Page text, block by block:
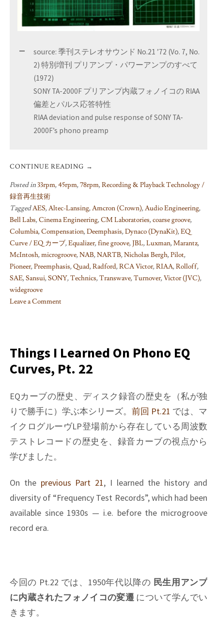
source: 季刊ステレオサウンド No.21 ’72 (Vo. 7, No.
2) 特別増刊 プリアンプ・パワーアンプのすべて
(1972)
SONY TA-2000F プリアンプ内蔵フォノイコの RIAA
偏差とパルス応答特性
RIAA deviation and pulse response of SONY TA-
2000F’s phono preamp
CONTINUE READING →
Posted in33rpm,45rpm,78rpm,Recording & Playback Technology /
録音再生技術
TaggedAES,Altec-Lansing,Amcron (Crown),Audio Engineering,
Bell Labs,Cinema Engineering,CM Laboratories,coarse groove,
Columbia,Compensation,Deemphasis,Dynaco (DynaKit),EQ
Curve / EQ カーブ,Equalizer,fine groove,JBL,Luxman,Marantz,
McIntosh,microgroove,NAB,NARTB,Nicholas Bergh,Pilot,
Pioneer,Preemphasis,Quad,Radford,RCA Victor,RIAA,Rolloff,
SAE,Sansui,SONY,Technics,Transwave,Turnover,Victor (JVC),
widegroove
Leave a Comment
learned
on
Phono
curves,
Pt.
23
Things I Learned On Phono EQ
Curves, Pt. 22
EQカーブの歴史、ディスク録音の歴史を（私が独
りで勝手に）学ぶ本シリーズ。 前回 Pt.21 では、マ
イクログルーヴLP登場前から存在している周波数
テストレコードの歴史を、録音カーブの視点から
学びました。
On the previous Part 21, I learned the history and
diversity of “Frequency Test Records”, which had been
available since 1930s — i.e. before the microgroove
record era.
今回の Pt.22 では、1950年代以降の 民生用アンプ
に内蔵されたフォノイコの変遷 について学んでい
きます。